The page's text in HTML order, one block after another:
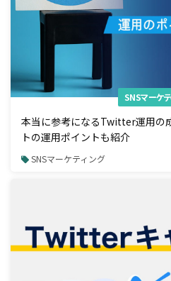
SNSマーケ
本当に参考になるTwitter運用の
トの運用ポイントも紹介
SNSマーケティング